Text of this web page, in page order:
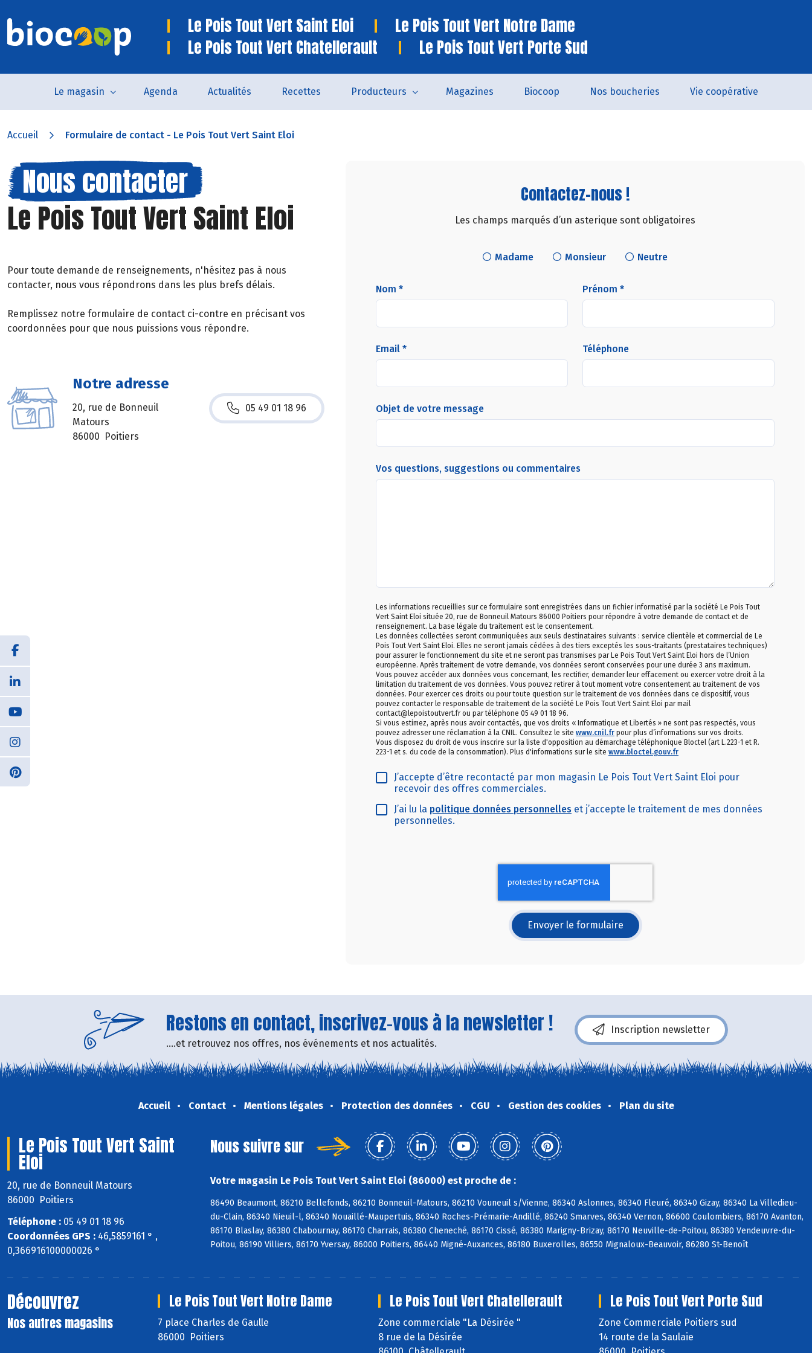
Le Pois Tout Vert Saint Eloi
Le Pois Tout Vert Notre Dame
Le Pois Tout Vert Chatellerault
Le Pois Tout Vert Porte Sud
Le magasin Agenda Actualités Recettes Producteurs Magazines Biocoop Nos boucheries Vie coopérative
Accueil Formulaire de contact - Le Pois Tout Vert Saint Eloi
Nous contacter
Le Pois Tout Vert Saint Eloi
Pour toute demande de renseignements, n'hésitez pas à nous
contacter, nous vous répondrons dans les plus brefs délais.
Remplissez notre formulaire de contact ci-contre en précisant vos
coordonnées pour que nous puissions vous répondre.
Notre adresse
20, rue de Bonneuil
Matours
86000 Poitiers
05 49 01 18 96
Contactez-nous !
Les champs marqués d’un asterique sont obligatoires
Madame Monsieur Neutre
Nom * Prénom *
Email * Téléphone
Objet de votre message
Vos questions, suggestions ou commentaires
Les informations recueillies sur ce formulaire sont enregistrées dans un fichier informatisé par la société Le Pois Tout
Vert Saint Eloi située 20, rue de Bonneuil Matours 86000 Poitiers pour répondre à votre demande de contact et de
renseignement. La base légale du traitement est le consentement.
Les données collectées seront communiquées aux seuls destinataires suivants : service clientèle et commercial de Le
Pois Tout Vert Saint Eloi. Elles ne seront jamais cédées à des tiers exceptés les sous-traitants (prestataires techniques)
pour assurer le fonctionnement du site et ne seront pas transmises par Le Pois Tout Vert Saint Eloi hors de l’Union
européenne. Après traitement de votre demande, vos données seront conservées pour une durée 3 ans maximum.
Vous pouvez accéder aux données vous concernant, les rectifier, demander leur effacement ou exercer votre droit à la
limitation du traitement de vos données. Vous pouvez retirer à tout moment votre consentement au traitement de vos
données. Pour exercer ces droits ou pour toute question sur le traitement de vos données dans ce dispositif, vous
pouvez contacter le responsable de traitement de la société Le Pois Tout Vert Saint Eloi par mail
contact@lepoistoutvert.fr ou par téléphone 05 49 01 18 96.
Si vous estimez, après nous avoir contactés, que vos droits « Informatique et Libertés » ne sont pas respectés, vous
pouvez adresser une réclamation à la CNIL. Consultez le site www.cnil.fr pour plus d’informations sur vos droits.
Vous disposez du droit de vous inscrire sur la liste d'opposition au démarchage téléphonique Bloctel (art L.223-1 et R.
223-1 et s. du code de la consommation). Plus d'informations sur le site www.bloctel.gouv.fr
J’accepte d’être recontacté par mon magasin Le Pois Tout Vert Saint Eloi pour
recevoir des offres commerciales.
J’ai lu la politique données personnelles et j’accepte le traitement de mes données
personnelles.
Envoyer le formulaire
Restons en contact, inscrivez-vous à la newsletter !
....et retrouvez nos offres, nos événements et nos actualités.
Inscription newsletter
Accueil Contact Mentions légales Protection des données CGU Gestion des cookies Plan du site
Le Pois Tout Vert Saint
Eloi
20, rue de Bonneuil Matours
86000 Poitiers
Téléphone : 05 49 01 18 96
Coordonnées GPS : 46,5859161 ° ,
0,366916100000026 °
Nous suivre sur
Votre magasin Le Pois Tout Vert Saint Eloi (86000) est proche de :
86490 Beaumont, 86210 Bellefonds, 86210 Bonneuil-Matours, 86210 Vouneuil s/Vienne, 86340 Aslonnes, 86340 Fleuré, 86340 Gizay, 86340 La Villedieu-
du-Clain, 86340 Nieuil-l, 86340 Nouaillé-Maupertuis, 86340 Roches-Prémarie-Andillé, 86240 Smarves, 86340 Vernon, 86600 Coulombiers, 86170 Avanton,
86170 Blaslay, 86380 Chabournay, 86170 Charrais, 86380 Cheneché, 86170 Cissé, 86380 Marigny-Brizay, 86170 Neuville-de-Poitou, 86380 Vendeuvre-du-
Poitou, 86190 Villiers, 86170 Yversay, 86000 Poitiers, 86440 Migné-Auxances, 86180 Buxerolles, 86550 Mignaloux-Beauvoir, 86280 St-Benoît
Découvrez
Nos autres magasins
Le Pois Tout Vert Notre Dame
7 place Charles de Gaulle
86000 Poitiers
Le Pois Tout Vert Chatellerault
Zone commerciale "La Désirée "
8 rue de la Désirée
Le Pois Tout Vert Porte Sud
Zone Commerciale Poitiers sud
14 route de la Saulaie